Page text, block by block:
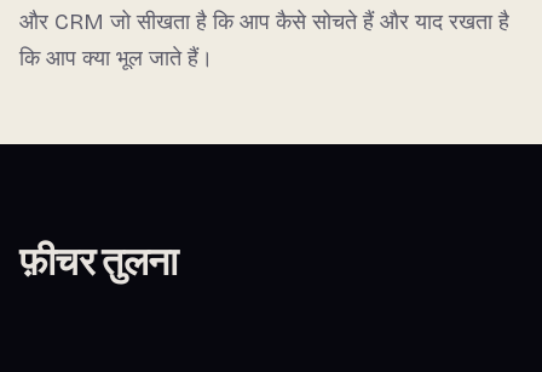
और CRM जो सीखता है कि आप कैसे सोचते हैं और याद रखता है
कि आप क्या भूल जाते हैं।
फ़ीचर तुलना